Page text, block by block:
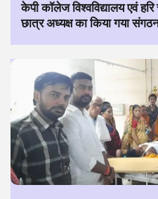
केपी कॉलेज विश्वविद्यालय एवं
छात्र अध्यक्ष का किया गया